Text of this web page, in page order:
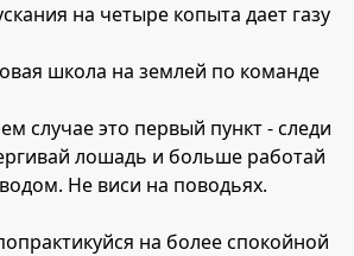
на четыре копыта дает газу
школа на землей по команде
случае это первый пункт - следи
лошадь и больше работай
Не виси на поводьях.
на более спокойной